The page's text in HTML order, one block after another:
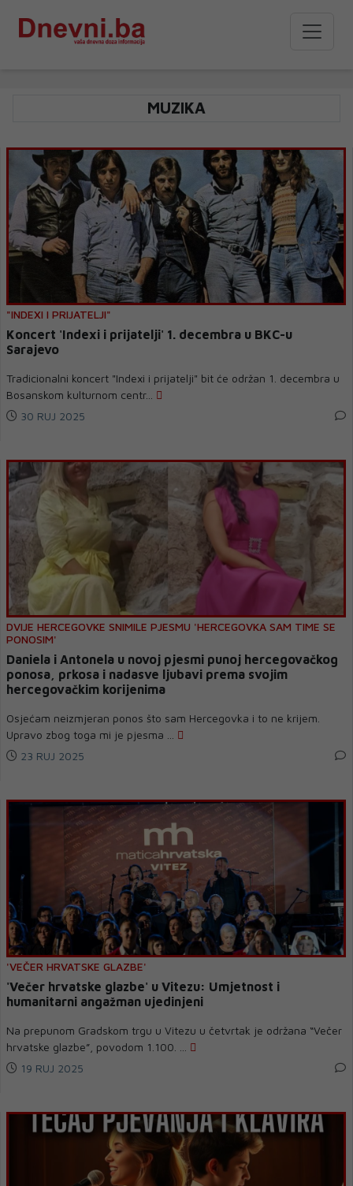
MUZIKA
"INDEXI I PRIJATELJI"
Koncert 'Indexi i prijatelji' 1. decembra u BKC-u
Sarajevo
Tradicionalni koncert "Indexi i prijatelji" bit će održan 1. decembra u
Bosanskom kulturnom centr...
30 RUJ 2025
DVIJE HERCEGOVKE SNIMILE PJESMU 'HERCEGOVKA SAM TIME SE
PONOSIM'
Daniela i Antonela u novoj pjesmi punoj hercegovačkog
ponosa, prkosa i nadasve ljubavi prema svojim
hercegovačkim korijenima
Osjećam neizmjeran ponos što sam Hercegovka i to ne krijem.
Upravo zbog toga mi je pjesma ...
23 RUJ 2025
'VEČER HRVATSKE GLAZBE'
'Večer hrvatske glazbe' u Vitezu: Umjetnost i
humanitarni angažman ujedinjeni
Na prepunom Gradskom trgu u Vitezu u četvrtak je održana “Večer
hrvatske glazbe”, povodom 1.100. ...
19 RUJ 2025